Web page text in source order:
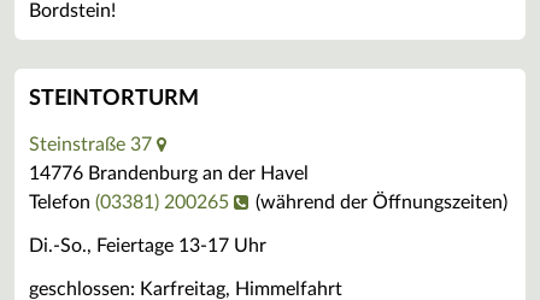
Bordstein!
STEINTORTURM
Steinstraße 37
14776 Brandenburg an der Havel
Telefon (03381) 200265 (während der Öffnungszeiten)
Di.-So., Feiertage 13-17 Uhr
geschlossen: Karfreitag, Himmelfahrt